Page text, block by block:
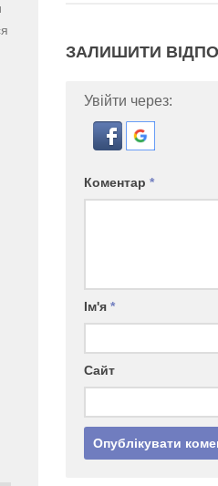
ЗАЛИШИТИ
Увійти через:
Коментар *
Ім'я *
Сайт